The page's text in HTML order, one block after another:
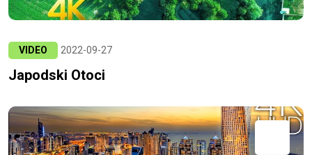
VIDEO 2022-09-27
Japodski Otoci